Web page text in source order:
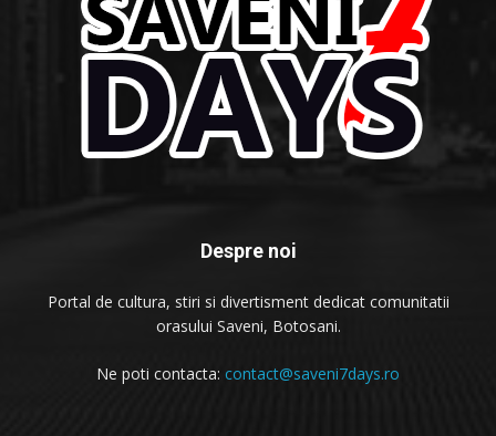
Despre noi
Portal de cultura, stiri si divertisment dedicat comunitatii
orasului Saveni, Botosani.
Ne poti contacta: contact@saveni7days.ro